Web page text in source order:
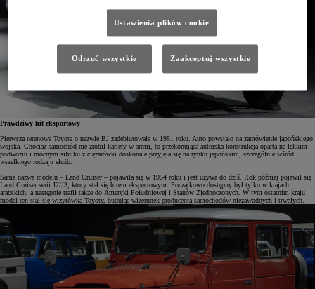
Prawdziwy hit eksportowy
Pierwsza terenowa Toyota o nazwie BJ zadebiutowała w 1951 roku. Auto powstało na zamówienie japońskiego
wojska. Chociaż samochód nie zrobił kariery w armii, to przekonująca autorska konstrukcja oparta na lekkim
podwoziu i mocnym silniku z ciężarówki doskonale przyjęła się na rynku japońskim, szczególnie wśród
wszelkiego rodzaju służb.
Sama nazwa modelu – Land Cruiser – pojawiła się w 1954 roku i jest używa do dziś. Rok później pojawił się
Land Cruiser serii J2/J3, który stał się hitem eksportowym. Początkowo dostępny był tylko w krajach
arabskich, a następnie trafił także do Ameryki Południowej i Stanów Zjednoczonych. W tym ostatnim kraju
model ten stał się wizytówką Toyoty, budując wizerunek producenta samochodów niezawodnych i trwałych.
Ustawienia plików cookie
Odrzuć wszystkie Zaakceptuj wszystkie